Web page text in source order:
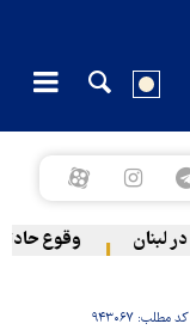
وقوع حادثه
کد مطلب:۹۴۳۰۶۷